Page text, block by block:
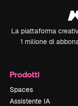
La piattaforma
1 milione di
Prodotti
Spaces
Assistente IA